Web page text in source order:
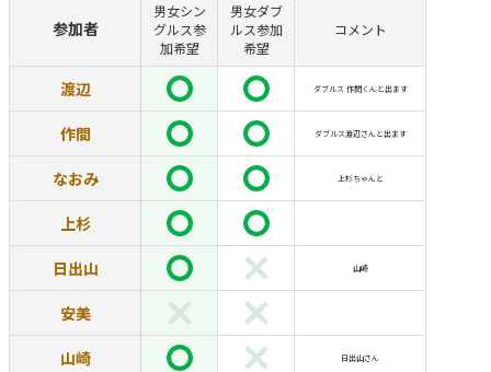
参加者
男女シン
グルス参
加希望
男女ダブ
ルス参加
希望
コメント
渡辺 ダブルス 作間くんと出ます
作間 ダブルス渡辺さんと出ます
なおみ 上杉ちゃんと
上杉
日出山 山崎
安美
山崎 日出山さん